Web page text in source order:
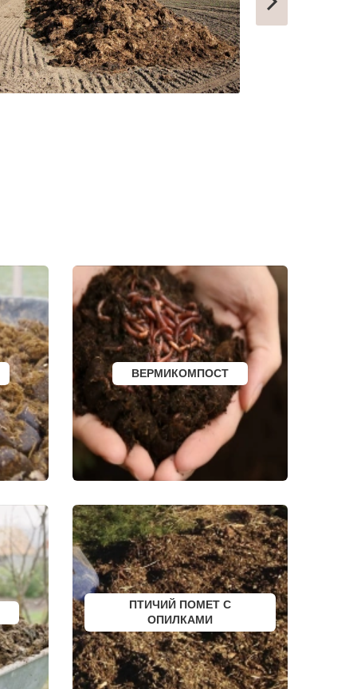
БЕЛИНСКИЙ
ПОХВИСТНЕВО
РАССКАЗОВО
МЕГИОН
ТОПКИ
ЗЕЛЕНОГОРСК
ДМИТРОВСК
СКОПИН
УСИНСК
НОВОТРОИЦК
ЗАРЕЧНЫЙ
НЫТВА
АРАМИЛЬ
КОТОВО
ФРОЛОВО
СЕМИЛУКИ
УСТЬ-КУТ
СЛОБОДСКОЙ
ПИКАЛЕВО
КОВЫЛКИНО
ПОЛЯРНЫЙ
КУЛЕБАКИ
СЕРГАЧ
ПОРХОВ
РЫБНОЕ
ЕРШОВ
ГУБКИНСКИЙ
ЗАРИНСК
НОВОЗЫБКОВ
КИРИЛЛОВ
БОГУЧАР
БОРОВСК
МЕДЫНЬ
СОРТАВАЛА
КАЛТАН
ЮРГА
ВЯТСКИЕ ПОЛЯНЫ
ОЛЕНЕГОРСК
ЛЫСЬВА
НЕРЮНГРИ
ВЕРМИКОМПОСТ
ПТИЧИЙ ПОМЕТ С
ОПИЛКАМИ